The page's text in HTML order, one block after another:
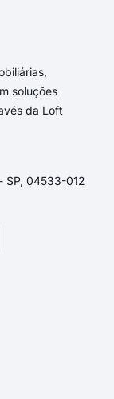
soluções
da Loft
SP, 04533-012